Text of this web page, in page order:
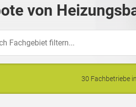
von
30 Fachbetriebe